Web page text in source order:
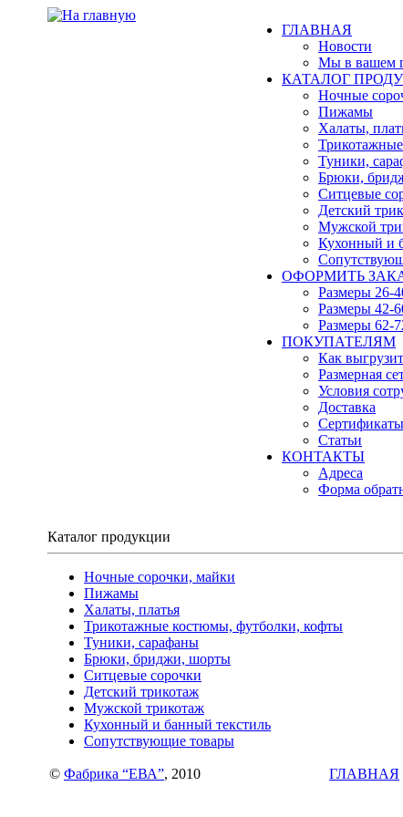
ГЛАВНАЯ
Новости
Мы в вашем
КАТАЛОГ
Ночные
Пижамы
Халаты,
Туники,
Брюки,
Ситцевые
Детский
Мужской
Кухонный и
ОФОРМИТЬ
Размеры 26-
Размеры 42-
Размеры 62-
ПОКУПАТЕЛЯМ
Как
Размерная
Условия
Доставка
Сертификаты
Статьи
КОНТАКТЫ
Адреса
Форма
Каталог продукции
Ночные сорочки, майки
Пижамы
Халаты, платья
Трикотажные костюмы, футболки, кофты
Туники, сарафаны
Брюки, бриджи, шорты
Ситцевые сорочки
Детский трикотаж
Мужской трикотаж
Кухонный и банный текстиль
Сопутствующие товары
© Фабрика “ЕВА”, 2010 ГЛАВНАЯ